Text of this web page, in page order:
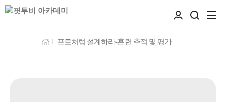
프로처럼 설계하라-훈련 추적 및 평가